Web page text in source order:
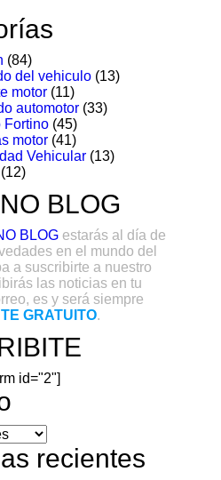
(84)
del vehiculo (13)
motor (11)
automotor (33)
Fortino (45)
motor (41)
Vehicular (13)
(12)
BLOG
BLOG estarás al día de
en el mundo del
a suscribirte a nuestro
las noticias en tu
es y será siempre
GRATUITO.
id="2"]
recientes